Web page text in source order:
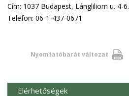
Cím: 1037 Budapest, Lángliliom u. 4-6.
Telefon: 06-1-437-0671
Nyomtatóbarát változat
Elérhetőségek